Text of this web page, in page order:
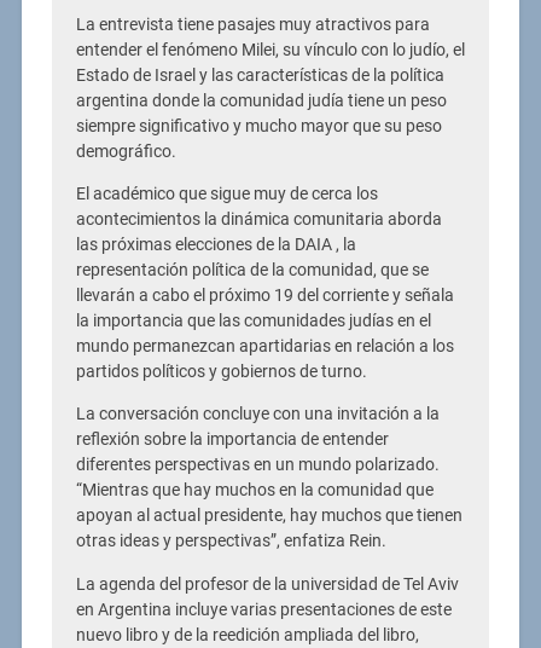
La entrevista tiene pasajes muy atractivos para
entender el fenómeno Milei, su vínculo con lo judío, el
Estado de Israel y las características de la política
argentina donde la comunidad judía tiene un peso
siempre significativo y mucho mayor que su peso
demográfico.
El académico que sigue muy de cerca los
acontecimientos la dinámica comunitaria aborda
las próximas elecciones de la DAIA , la
representación política de la comunidad, que se
llevarán a cabo el próximo 19 del corriente y señala
la importancia que las comunidades judías en el
mundo permanezcan apartidarias en relación a los
partidos políticos y gobiernos de turno.
La conversación concluye con una invitación a la
reflexión sobre la importancia de entender
diferentes perspectivas en un mundo polarizado.
“Mientras que hay muchos en la comunidad que
apoyan al actual presidente, hay muchos que tienen
otras ideas y perspectivas”, enfatiza Rein.
La agenda del profesor de la universidad de Tel Aviv
en Argentina incluye varias presentaciones de este
nuevo libro y de la reedición ampliada del libro,